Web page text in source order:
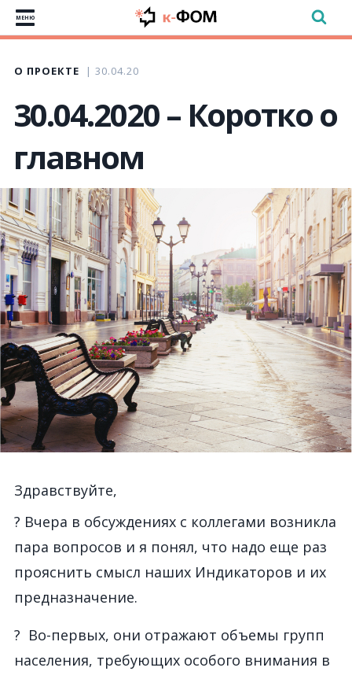
МЕНЮ
О ПРОЕКТЕ 30.04.20
30.04.2020 – Коротко о
главном
Здравствуйте,
? Вчера в обсуждениях с коллегами возникла
пара вопросов и я понял, что надо еще раз
прояснить смысл наших Индикаторов и их
предназначение.
? Во-первых, они отражают объемы групп
населения, требующих особого внимания в